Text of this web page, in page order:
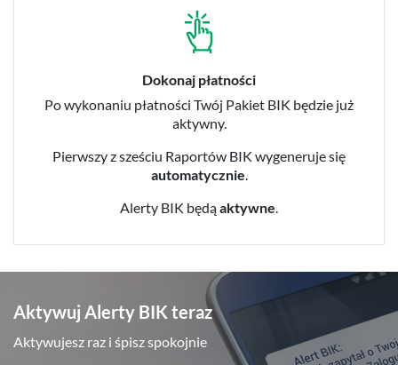
Dokonaj płatności
Po wykonaniu płatności Twój Pakiet BIK będzie już
aktywny.
Pierwszy z sześciu Raportów BIK wygeneruje się
automatycznie
Alerty BIK będąaktywne
Aktywuj Alerty BIK teraz
Aktywujesz raz i śpisz spokojnie